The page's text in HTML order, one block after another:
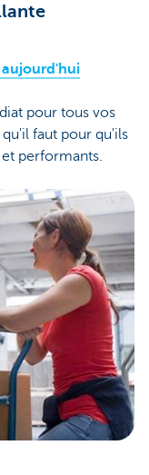
aujourd'hui
pour tous vos
qu'il faut pour qu'ils
performants.